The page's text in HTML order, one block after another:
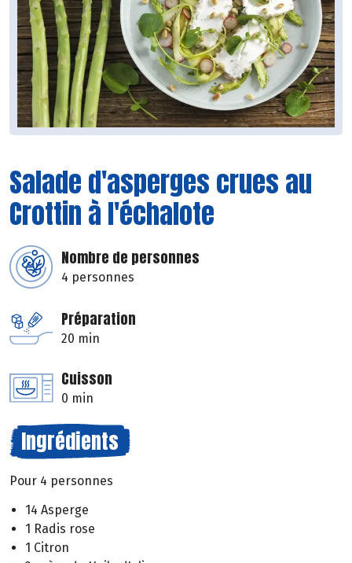
Salade d'asperges crues au
Crottin à l'échalote
Nombre de personnes
4 personnes
Préparation
20 min
Cuisson
0 min
Ingrédients
Pour 4 personnes
14 Asperge
1 Radis rose
1 Citron